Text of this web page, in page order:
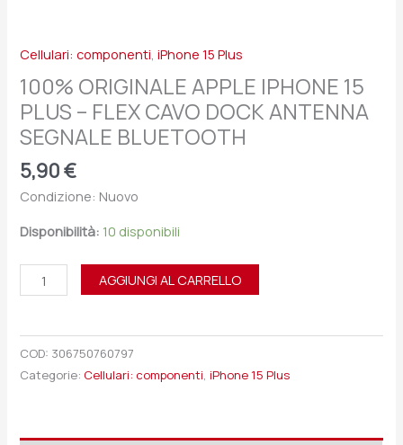
Cellulari: componenti,iPhone 15 Plus
100% ORIGINALE APPLE IPHONE 15
PLUS – FLEX CAVO DOCK ANTENNA
SEGNALE BLUETOOTH
5,90€
Condizione: Nuovo
Disponibilità: 10 disponibili
AGGIUNGI AL CARRELLO
COD: 306750760797
Categorie: Cellulari: componenti,iPhone 15 Plus